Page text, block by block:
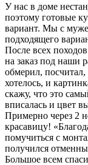
У нас в доме
поэтому готовые
вариант. Мы с
подходящего
После всех
на заказ под наши
обмерил,
хотелось, и
скажу, что это
вписалась и цвет
Примерно через 2
красавицу!
помучиться с
получился
Большое всем